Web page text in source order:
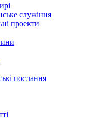
служіння
проекти
послання